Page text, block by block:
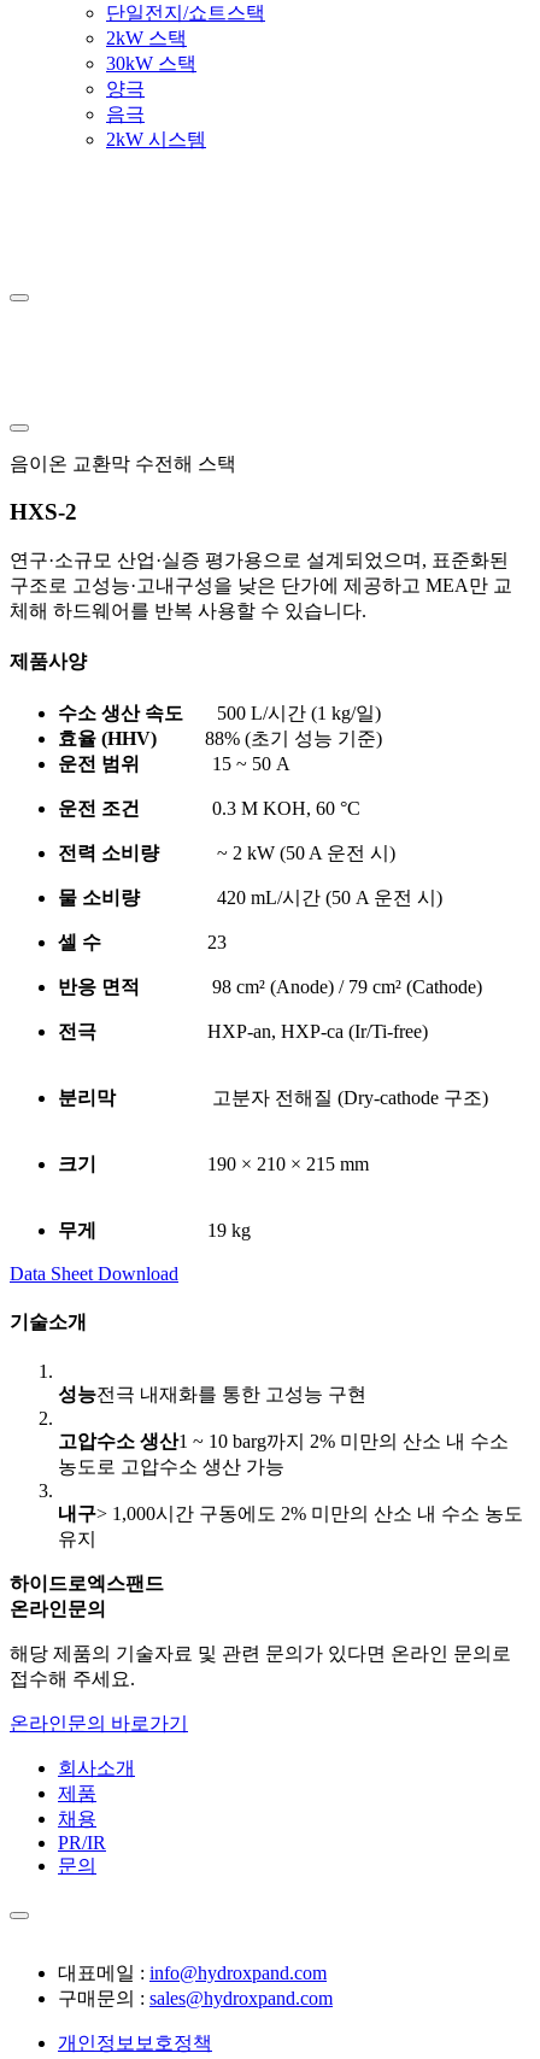
단일전지/쇼트스택
2kW 스택
30kW 스택
양극
음극
2kW 시스템
음이온 교환막 수전해 스택
HXS-2
연구·소규모 산업·실증 평가용으로 설계되었으며, 표준화된
구조로 고성능·고내구성을 낮은 단가에 제공하고 MEA만 교
체해 하드웨어를 반복 사용할 수 있습니다.
제품사양
수소 생산 속도 500 L/시간 (1 kg/일)
효율 (HHV) 88% (초기 성능 기준)
운전 범위
15 ~ 50 A
운전 조건 0.3 M KOH, 60 °C
전력 소비량~ 2 kW (50 A 운전 시)
물 소비량 420 mL/시간 (50 A 운전 시)
셀 수 23
반응 면적 98 cm² (Anode) / 79 cm² (Cathode)
전극 HXP-an, HXP-ca (Ir/Ti-free)
분리막고분자 전해질 (Dry-cathode 구조)
크기 190 × 210 × 215 mm
무게 19 kg
Data Sheet Download
기술소개
성능전극 내재화를 통한 고성능 구현
고압수소 생산1 ~ 10 barg까지 2% 미만의 산소 내 수소
농도로 고압수소 생산 가능
내구> 1,000시간 구동에도 2% 미만의 산소 내 수소 농도
유지
하이드로엑스팬드
온라인문의
해당 제품의 기술자료 및 관련 문의가 있다면 온라인 문의로
접수해 주세요.
온라인문의 바로가기
회사소개
제품
채용
PR/IR
문의
대표메일 : info@hydroxpand.com
구매문의 : sales@hydroxpand.com
개인정보보호정책